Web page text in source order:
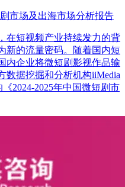
市场及出海市场分析报告
在短视频产业持续发力的背
新的流量密码。随着国内短
内企业将微短剧影视作品输
数据挖掘和分析机构iiMedia
2024-2025年中国微短剧市